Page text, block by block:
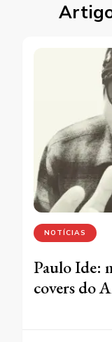
NOTÍCIAS
Paulo Ide:
covers do